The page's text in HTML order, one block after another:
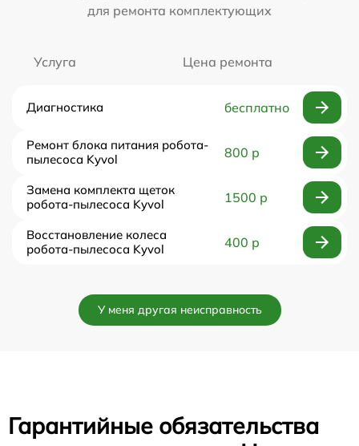
для ремонта комплектующих
Услуга Цена ремонта
Диагностика бесплатно
Ремонт блока питания робота-
пылесоса Kyvol
800 р
Замена комплекта щеток
робота-пылесоса Kyvol
1500 р
Восстановление колеса
робота-пылесоса Kyvol
400 р
У меня другая неисправность
Гарантийные обязательства